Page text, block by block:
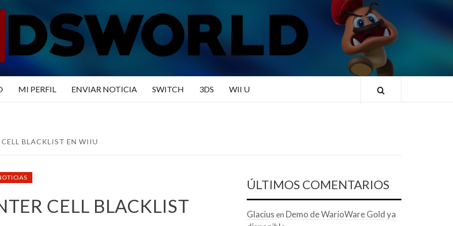
N3DSWORLD
MI PERFIL ENVIAR NOTICIA SWITCH 3DS WII U
BLACKLIST EN WIIU
CELL BLACKLIST
ÚLTIMOS COMENTARIOS
Glacius en Demo de WarioWare Gold ya